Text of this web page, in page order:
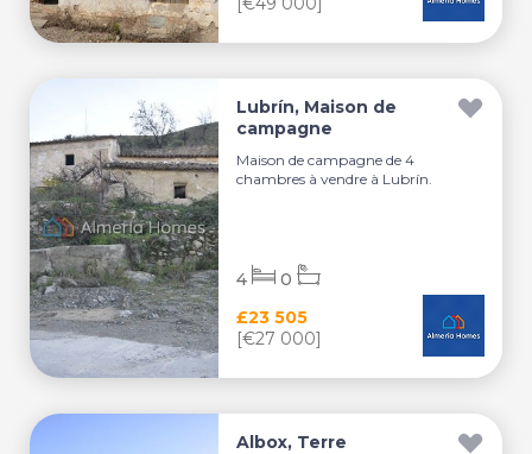
Lubrín, Maison de
campagne
Maison de campagne de 4
chambres à vendre à Lubrín.
£23 505
[€27 000]
4 0
Albox, Terre